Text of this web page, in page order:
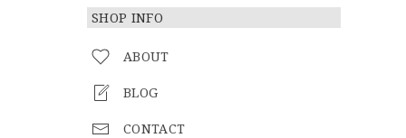
SHOP INFO
ABOUT
BLOG
CONTACT